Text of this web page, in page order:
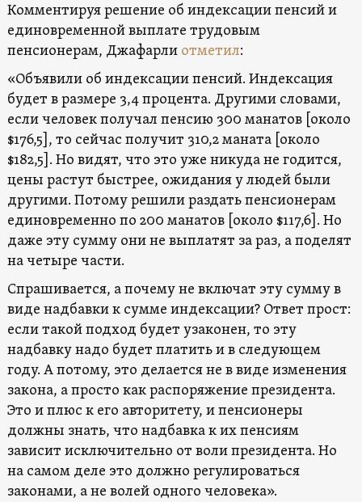
Комментируя решение об индексации пенсий и
единовременной выплате трудовым
пенсионерам, Джафарли отметил:
«Объявили об индексации пенсий. Индексация
будет в размере 3,4 процента. Другими словами,
если человек получал пенсию 300 манатов [около
$176,5], то сейчас получит 310,2 маната [около
$182,5]. Но видят, что это уже никуда не годится,
цены растут быстрее, ожидания у людей были
другими. Потому решили раздать пенсионерам
единовременно по 200 манатов [около $117,6]. Но
даже эту сумму они не выплатят за раз, а поделят
на четыре части.
Спрашивается, а почему не включат эту сумму в
виде надбавки к сумме индексации? Ответ прост:
если такой подход будет узаконен, то эту
надбавку надо будет платить и в следующем
году. А потому, это делается не в виде изменения
закона, а просто как распоряжение президента.
Это и плюс к его авторитету, и пенсионеры
должны знать, что надбавка к их пенсиям
зависит исключительно от воли президента. Но
на самом деле это должно регулироваться
законами, а не волей одного человека».